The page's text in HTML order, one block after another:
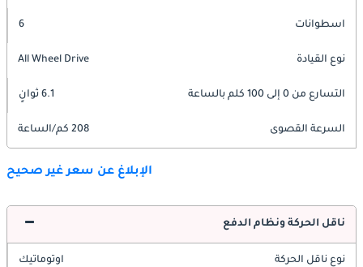
اسطوانات 6
نوع القيادة All Wheel Drive
التسارع من 0 إلى 100 كلم بالساعة 6.1 ثوانٍ
السرعة القصوى 208 كم/الساعة
الإبلاغ عن سعر غير صحيح
ناقل الحركة ونظام الدفع
نوع ناقل الحركة اوتوماتيك